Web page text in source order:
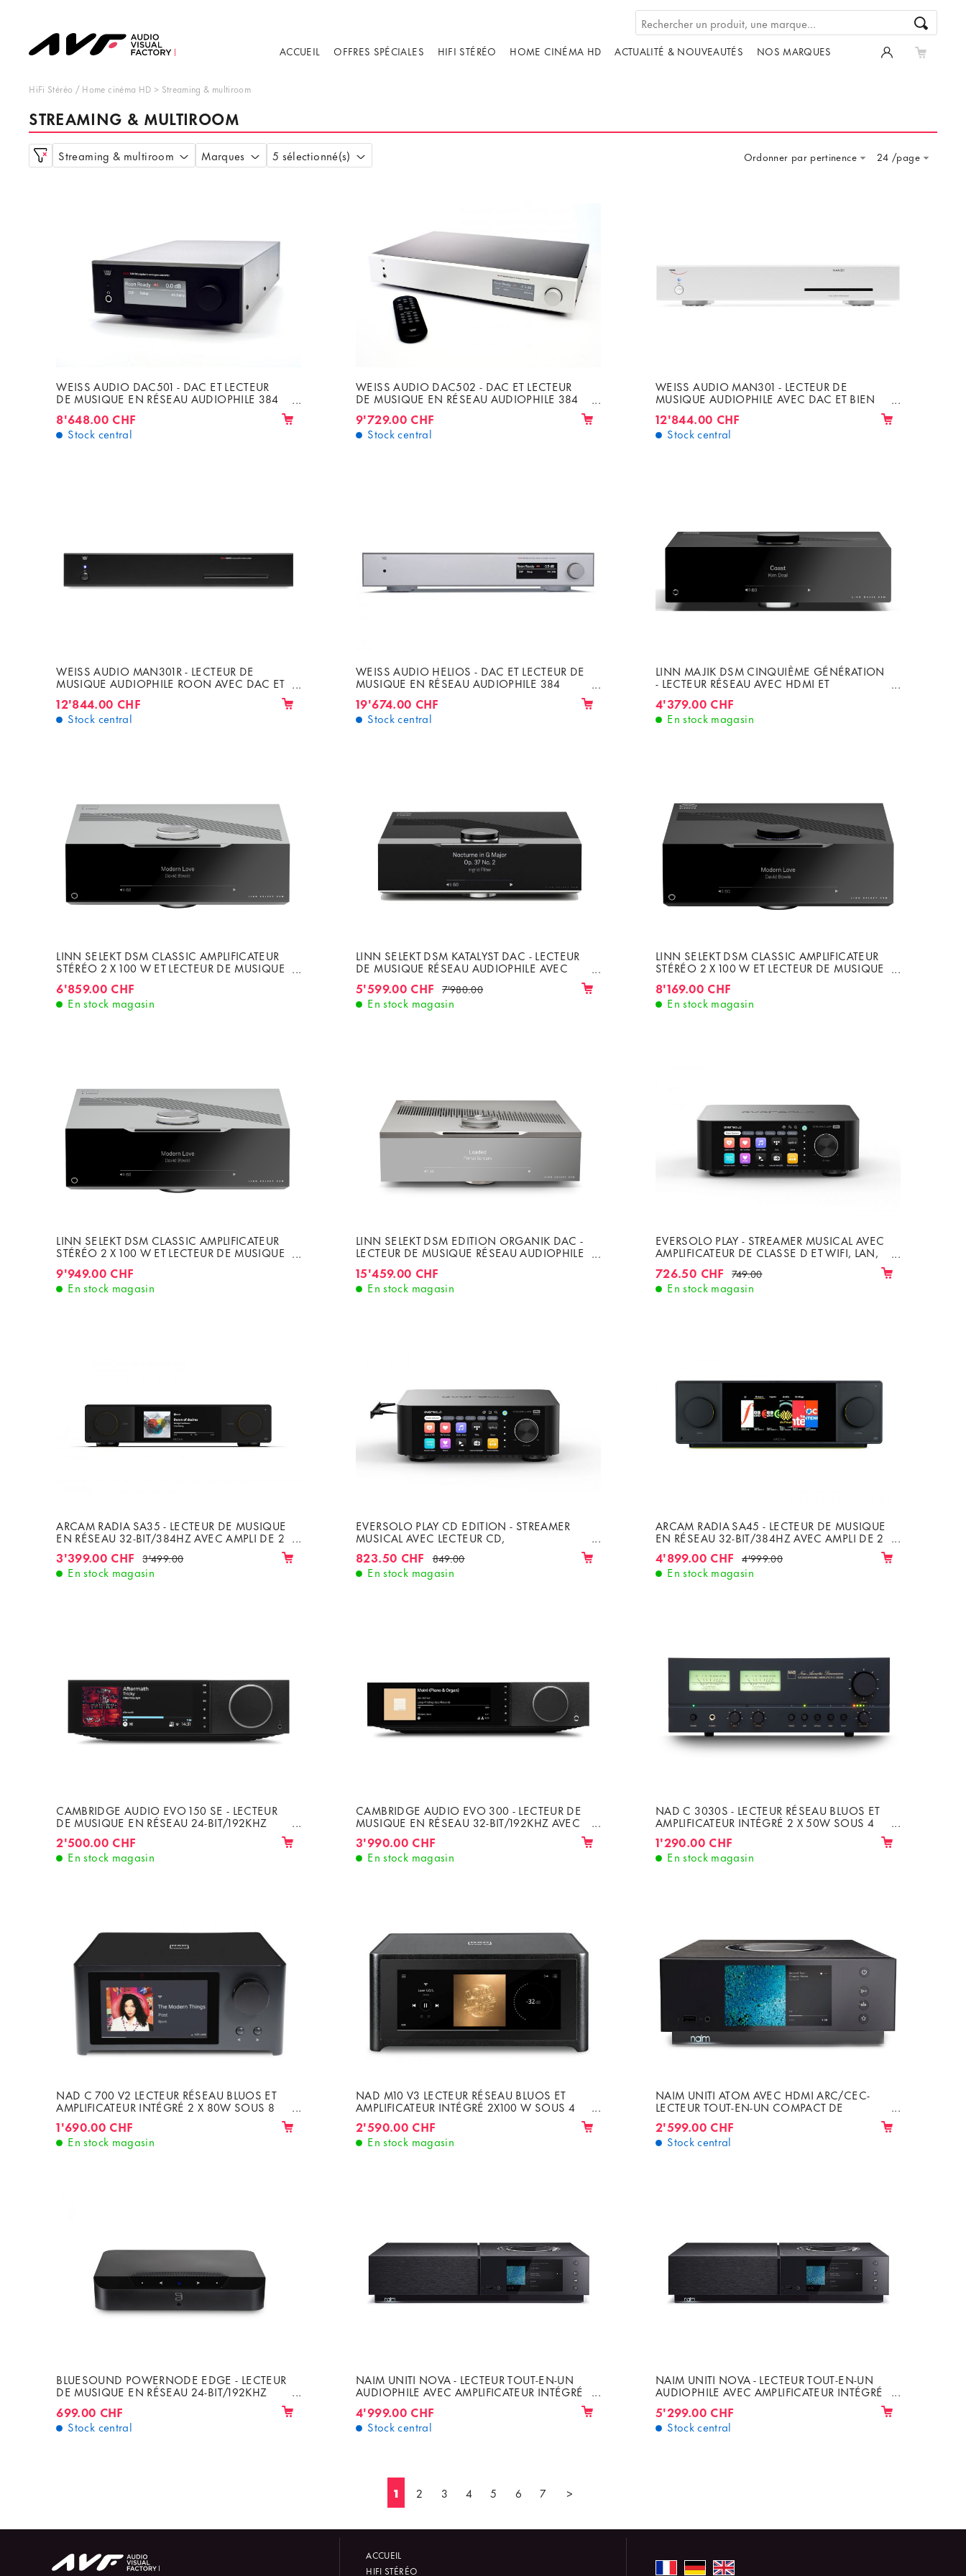
ACCUEIL OFFRES SPÉCIALES HIFI STÉRÉO HOME CINÉMA HD ACTUALITÉ & NOUVEAUTÉS NOS MARQUES
HiFi Stéréo / Home cinéma HD > Streaming & multiroom
STREAMING & MULTIROOM
Streaming & multiroom Marques 5 sélectionné(s) Ordonner par pertinence 24 /page
WEISS AUDIO DAC501 - DAC ET LECTEUR
DE MUSIQUE EN RÉSEAU AUDIOPHILE 384
8'648.00 CHF
Stock central
WEISS AUDIO DAC502 - DAC ET LECTEUR
DE MUSIQUE EN RÉSEAU AUDIOPHILE 384
9'729.00 CHF
Stock central
WEISS AUDIO MAN301 - LECTEUR DE
MUSIQUE AUDIOPHILE AVEC DAC ET BIEN
12'844.00 CHF
Stock central
WEISS AUDIO MAN301R - LECTEUR DE
MUSIQUE AUDIOPHILE ROON AVEC DAC ET
12'844.00 CHF
Stock central
WEISS AUDIO HELIOS - DAC ET LECTEUR DE
MUSIQUE EN RÉSEAU AUDIOPHILE 384
19'674.00 CHF
Stock central
LINN MAJIK DSM CINQUIÈME GÉNÉRATION
- LECTEUR RÉSEAU AVEC HDMI ET
4'379.00 CHF
En stock magasin
LINN SELEKT DSM CLASSIC AMPLIFICATEUR
STÉRÉO 2 X 100 W ET LECTEUR DE MUSIQUE
6'859.00 CHF
En stock magasin
LINN SELEKT DSM KATALYST DAC - LECTEUR
DE MUSIQUE RÉSEAU AUDIOPHILE AVEC
5'599.00 CHF 7'980.00
En stock magasin
LINN SELEKT DSM CLASSIC AMPLIFICATEUR
STÉRÉO 2 X 100 W ET LECTEUR DE MUSIQUE
8'169.00 CHF
En stock magasin
LINN SELEKT DSM CLASSIC AMPLIFICATEUR
STÉRÉO 2 X 100 W ET LECTEUR DE MUSIQUE
9'949.00 CHF
En stock magasin
LINN SELEKT DSM EDITION ORGANIK DAC -
LECTEUR DE MUSIQUE RÉSEAU AUDIOPHILE
15'459.00 CHF
En stock magasin
EVERSOLO PLAY - STREAMER MUSICAL AVEC
AMPLIFICATEUR DE CLASSE D ET WIFI, LAN,
726.50 CHF 749.00
En stock magasin
ARCAM RADIA SA35 - LECTEUR DE MUSIQUE
EN RÉSEAU 32-BIT/384HZ AVEC AMPLI DE 2
X 120W CLASSE G SOUS 8Ω
3'399.00 CHF 3'499.00
En stock magasin
EVERSOLO PLAY CD EDITION - STREAMER
MUSICAL AVEC LECTEUR CD,
AMPLIFICATEUR DE CLASSE D ET WIFI, LAN,
BLUETOOTH
823.50 CHF 849.00
En stock magasin
ARCAM RADIA SA45 - LECTEUR DE MUSIQUE
EN RÉSEAU 32-BIT/384HZ AVEC AMPLI DE 2
X 180W CLASSE G SOUS 8Ω
4'899.00 CHF 4'999.00
En stock magasin
CAMBRIDGE AUDIO EVO 150 SE - LECTEUR
DE MUSIQUE EN RÉSEAU 24-BIT/192KHZ
2'500.00 CHF
En stock magasin
CAMBRIDGE AUDIO EVO 300 - LECTEUR DE
MUSIQUE EN RÉSEAU 32-BIT/192KHZ AVEC
3'990.00 CHF
En stock magasin
NAD C 3030S - LECTEUR RÉSEAU BLUOS ET
AMPLIFICATEUR INTÉGRÉ 2 X 50W SOUS 4
1'290.00 CHF
En stock magasin
NAD C 700 V2 LECTEUR RÉSEAU BLUOS ET
AMPLIFICATEUR INTÉGRÉ 2 X 80W SOUS 8
1'690.00 CHF
En stock magasin
NAD M10 V3 LECTEUR RÉSEAU BLUOS ET
AMPLIFICATEUR INTÉGRÉ 2X100 W SOUS 4
2'590.00 CHF
En stock magasin
NAIM UNITI ATOM AVEC HDMI ARC/CEC-
LECTEUR TOUT-EN-UN COMPACT DE
INTÉGRÉ 2 X 40W
2'599.00 CHF
Stock central
BLUESOUND POWERNODE EDGE - LECTEUR
DE MUSIQUE EN RÉSEAU 24-BIT/192KHZ
699.00 CHF
Stock central
NAIM UNITI NOVA - LECTEUR TOUT-EN-UN
AUDIOPHILE AVEC AMPLIFICATEUR INTÉGRÉ
4'999.00 CHF
Stock central
NAIM UNITI NOVA - LECTEUR TOUT-EN-UN
AUDIOPHILE AVEC AMPLIFICATEUR INTÉGRÉ
2 X 80W/8Ω ET DAB+/FM, HDMI ARC/CEC &
AIRPLAY 2
5'299.00 CHF
Stock central
1 2 3 4 5 6 7 >
ACCUEIL
HIFI STÉRÉO